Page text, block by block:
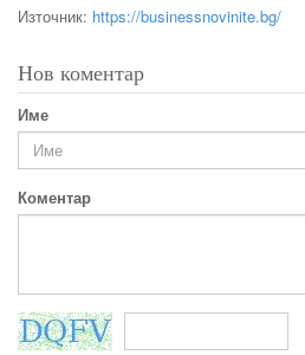
Източник: https://businessnovinite.bg/
Нов коментар
Име
Коментар